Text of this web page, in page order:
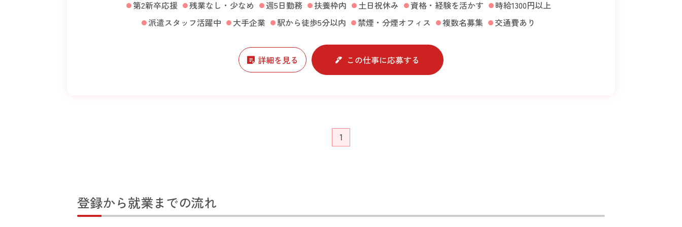
第2新卒応援 残業なし・少なめ 週5日勤務 扶養枠内 土日祝休み 資格・経験を活かす
時給1300円以上
派遣スタッフ活躍中
大手企業 駅から徒歩5分以内 禁煙・分煙オフィス 複数名募集 交通費あり
詳細を見る この仕事に応募する
1
登録から就業までの流れ